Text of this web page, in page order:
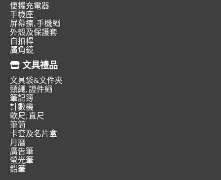
便攜充電器
手機座
屏幕擦, 手機繩
外殼及保護套
自拍桿
廣角鏡
文具禮品
文具袋&文件夾
頸繩, 證件繩
筆記簿
計數機
軟尺, 直尺
筆筒
卡套及名片盒
月曆
廣告筆
螢光筆
鉛筆